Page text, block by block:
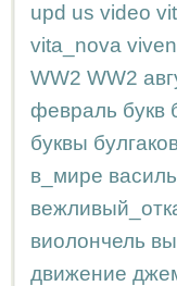
upd us video
vita_nova
WW2 WW2
февраль букв
буквы
в_мире
виолончель
движение